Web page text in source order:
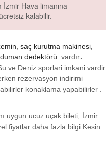
Hava limanına
kalabilir.
saç kurutma makinesi,
dedektörü vardır.
ve Deniz sporlari imkani vardir.
rezervasyon indirimi
konaklama yapabilirler .
uygun ucuz uçak bileti, İzmir
fiyatlar daha fazla bilgi Kesin